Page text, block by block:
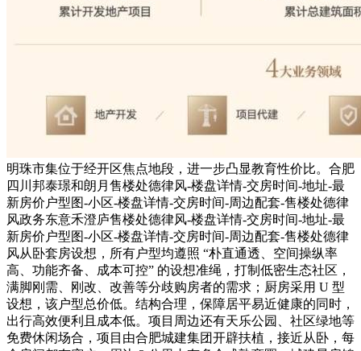
明珠市集位于经开区焦点地段，进一步凸显教育性价比。合肥
四川邦泰璟和朗月售楼处德律风-楼盘详情-交房时间-地址-最
新房价户型图-小区-楼盘详情-交房时间-周边配套-售楼处德律
风政务东意禾澄庐售楼处德律风-楼盘详情-交房时间-地址-最
新房价户型图-小区-楼盘详情-交房时间-周边配套-售楼处德律
风从卧套房设想，所有户型均遵照 “朴直通透、空间操纵率
高、功能齐备、成本可控” 的设想准绳，打制低密生态社区，
满脚刚需、刚改、改善等分歧购房者的需求；厨房采用 U 型
设想，该户型总价低。结构合理，保障居平易近健康的同时，
出行高效便利且成本低。项目周边还有天乐公园、社区绿地等
免费休闲场合，项目由合肥城建集团开辟扶植，接近从卧，每